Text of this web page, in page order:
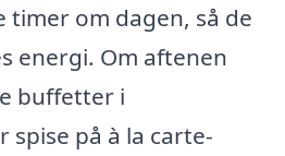
timer om dagen, så de
energi. Om aftenen
buffetter i
på à la carte-